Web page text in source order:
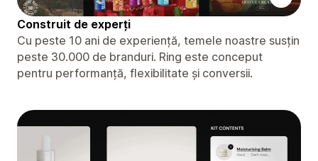
Construit de experți
Cu peste 10 ani de experiență, temele noastre susțin
peste 30.000 de branduri. Ring este conceput
pentru performanță, flexibilitate și conversii.